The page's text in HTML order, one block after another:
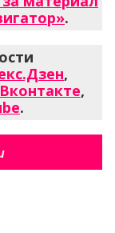
.
,
Вконтакте,
.